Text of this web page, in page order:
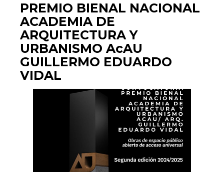
PREMIO BIENAL NACIONAL
ACADEMIA DE
ARQUITECTURA Y
URBANISMO AcAU
GUILLERMO EDUARDO
VIDAL